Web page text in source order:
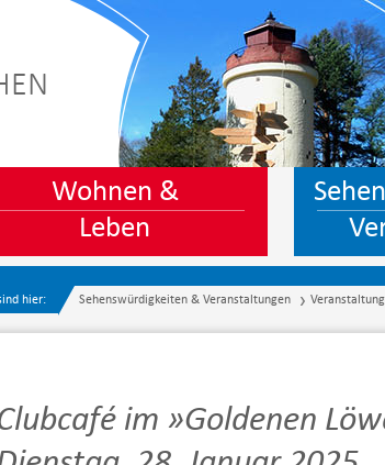
Wohnen &
Leben
hier: Sehenswürdigkeiten & Veranstaltungen
im »Goldenen